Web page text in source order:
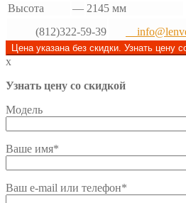
Высота
— 2145 мм
(812)322-59-39
Цена указана без скидки. Узнать цену
x
Узнать цену со скидкой
Модель
Ваше имя*
Ваш e-mail или телефон*